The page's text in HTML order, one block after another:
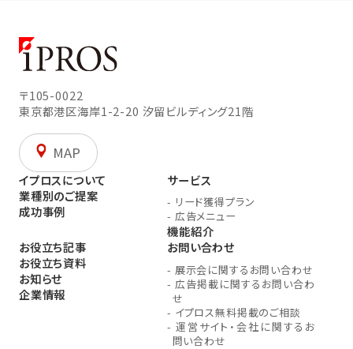
〒105-0022
東京都港区海岸1-2-20 汐留ビルディング21階
MAP
イプロスについて
業種別のご提案
成功事例
サービス
- リード獲得プラン
- 広告メニュー
機能紹介
お役立ち記事
お役立ち資料
お知らせ
企業情報
お問い合わせ
- 展示会に関するお問い合わせ
- 広告掲載に関するお問い合わ
せ
- イプロス無料掲載のご相談
- 運営サイト・会社に関するお
問い合わせ